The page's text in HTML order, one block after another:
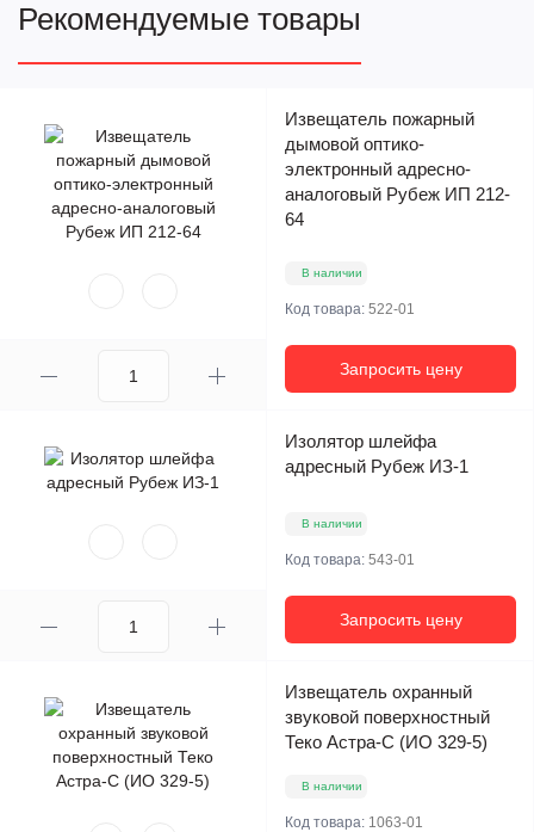
Рекомендуемые товары
Извещатель пожарный
дымовой оптико-
электронный адресно-
аналоговый Рубеж ИП 212-
64
В наличии
Код товара: 522-01
Запросить цену
Изолятор шлейфа
адресный Рубеж ИЗ-1
В наличии
Код товара: 543-01
Запросить цену
Извещатель охранный
звуковой поверхностный
Теко Астра-С (ИО 329-5)
В наличии
Код товара: 1063-01